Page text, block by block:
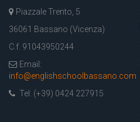
Piazzale Trento, 5
36061 Bassano (Vicenza)
C.f. 91043950244
Email:
info@englishschoolbassano.com
Tel: (+39) 0424 227915